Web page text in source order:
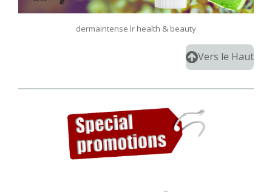
dermaintense lr health & beauty
Vers le Haut